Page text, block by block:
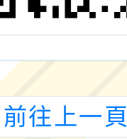
前往上一頁